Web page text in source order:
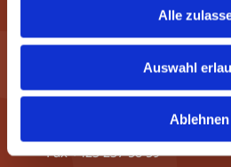
Alle
Auswahl
Ablehnen
INDUSTRIE- UND
9490 Vaduz, Liechtenstein
Fax +423 237 58 59